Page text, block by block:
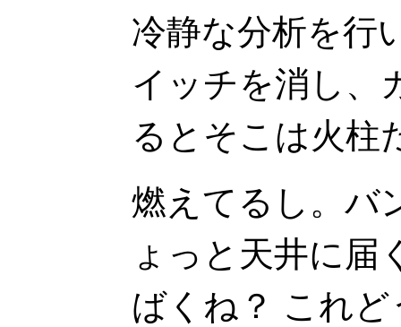
冷静な分析を行
イッチを消し、
るとそこは火柱
燃えてるし。バ
ょっと天井に届
ばくね？ これ